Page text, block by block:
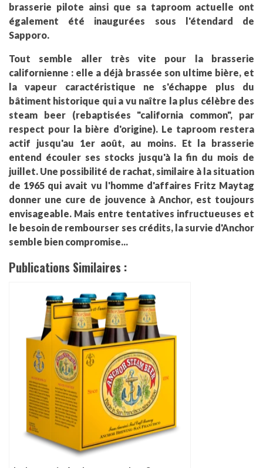
brasserie pilote ainsi que sa taproom actuelle ont
également été inaugurées sous l'étendard de
Sapporo.
Tout semble aller très vite pour la brasserie
californienne : elle a déjà brassée son ultime bière, et
la vapeur caractéristique ne s'échappe plus du
bâtiment historique qui a vu naître la plus célèbre des
steam beer (rebaptisées "california common", par
respect pour la bière d'origine). Le taproom restera
actif jusqu'au 1er août, au moins. Et la brasserie
entend écouler ses stocks jusqu'à la fin du mois de
juillet. Une possibilité de rachat, similaire à la situation
de 1965 qui avait vu l'homme d'affaires Fritz Maytag
donner une cure de jouvence à Anchor, est toujours
envisageable. Mais entre tentatives infructueuses et
le besoin de rembourser ses crédits, la survie d'Anchor
semble bien compromise...
Publications Similaires :